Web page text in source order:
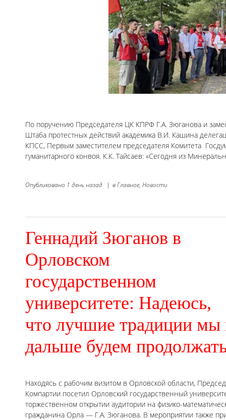
По поручению Председателя ЦК КПРФ Г.А. Зюганова и
Штаба протестных действий академика В.И. Кашина
КПСС, Первым заместителем председателя Комитета
гуманитарного конвоя. К.К. Тайсаев: «Сегодня из
Опубликовано 1 день назад | вГлавное, Новости
Геннадий Зюганов в
Орловском
государственном
университете: Надеюсь,
что лучшие традиции мы
дальше будем
Находясь с рабочим визитом в Орловской области,
Компартии посетил Орловский государственный
торжественном открытии аудитории на физико-
гражданина Орла — Г.А. Зюганова. В мероприятии также